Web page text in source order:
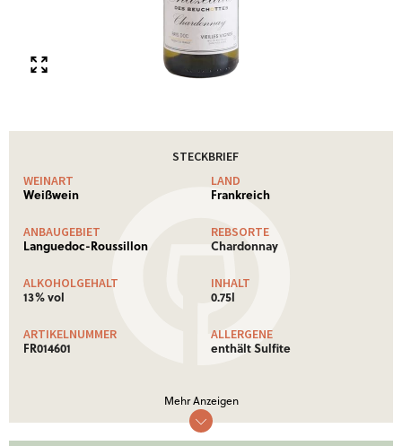
STECKBRIEF
WEINART
Weißwein
LAND
Frankreich
ANBAUGEBIET
Languedoc-Roussillon
REBSORTE
Chardonnay
ALKOHOLGEHALT
13% vol
INHALT
0.75l
ARTIKELNUMMER
FR014601
ALLERGENE
enthält Sulfite
Brennwert
312 Kj (75 kcal)
Mehr Anzeigen